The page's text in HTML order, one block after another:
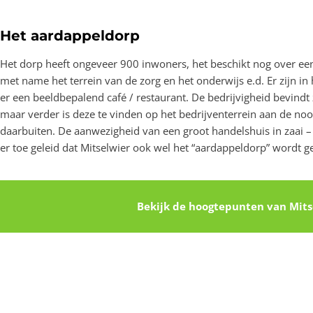
Het aardappeldorp
Het dorp heeft ongeveer 900 inwoners, het beschikt nog over
met name het terrein van de zorg en het onderwijs e.d. Er zijn
er een beeldbepalend café / restaurant. De bedrijvigheid
maar verder is deze te vinden op het bedrijventerrein aan de
daarbuiten. De aanwezigheid van een groot handelshuis in zaai
er toe geleid dat Mitselwier ook wel het “aardappeldorp” wordt
Bekijk de hoogtepunten van